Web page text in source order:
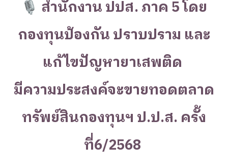
🎙 สำนักงาน ปปส. ภาค 5 โดย
กองทุนป้องกัน ปราบปราม และ
แก้ไขปัญหายาเสพติด
มีความประสงค์จะขายทอดตลาด
ทรัพย์สินกองทุนฯ ป.ป.ส. ครั้ง
ที่6/2568